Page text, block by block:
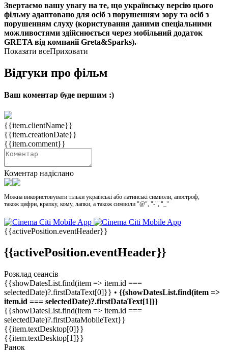
Звертаємо вашу увагу на те, що українську версію цього
фільму адаптовано для осіб з порушенням зору та осіб з
порушенням слуху (користування даними спеціальними
можливостями здійснюється через мобільний додаток
GRETA від компанії Greta&Sparks).
Показати всеПриховати
Відгуки про фільм
Ваш коментар буде першим :)
{{item.clientName}}
{{item.creationDate}}
{{item.comment}}
Коментар надіслано
Можна використовувати тільки українські або латинські символи, апостроф,
також цифри, крапку, кому, лапки, а також символи "@", "-", "_"
{{activePosition.eventHeader}}
{{activePosition.eventHeader}}
Розклад сеансів
{{showDatesList.find(item => item.id ===
selectedDate)?.firstDataText[0]}} • {{showDatesList.find(item =>
item.id === selectedDate)?.firstDataText[1]}}
{{showDatesList.find(item => item.id ===
selectedDate)?.firstDataMobileText}}
{{item.textDesktop[0]}}
{{item.textDesktop[1]}}
Ранок